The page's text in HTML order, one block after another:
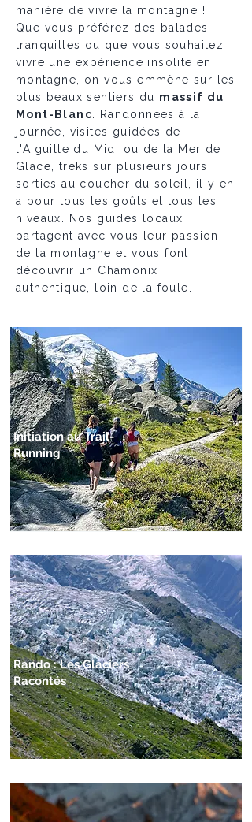
manière de vivre la montagne !
Que vous préférez des balades
tranquilles ou que vous souhaitez
vivre une expérience insolite en
montagne, on vous emmène sur les
plus beaux sentiers du massif du
Mont-Blanc . Randonnées à la
journée, visites guidées de
l'Aiguille du Midi ou de la Mer de
Glace, treks sur plusieurs jours,
sorties au coucher du soleil, il y en
a pour tous les goûts et tous les
niveaux. Nos guides locaux
partagent avec vous leur passion
de la montagne et vous font
découvrir un Chamonix
authentique, loin de la foule.
Initiation au Trail-
Running
Rando : Les Glaciers
Racontés